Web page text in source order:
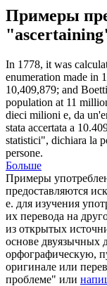
Примеры
In 1778, it was
enumeration made in
10,409,879; and
population at 11
dieci milioni e, da
stata accertata a
statistici", dichiara la
persone.
Больше
Примеры
предоставляются
е. для изучения
их перевода на
из открытых
основе двуязычных
орфографическую,
оригинале или
проблеме" или